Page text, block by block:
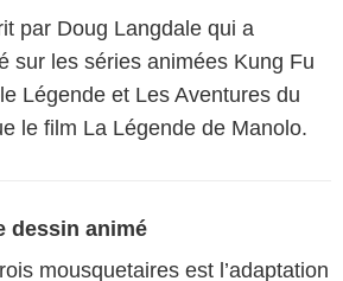
par Doug Langdale qui a
sur les séries animées Kung Fu
Légende et Les Aventures du
le film La Légende de Manolo.
dessin animé
mousquetaires est l’adaptation